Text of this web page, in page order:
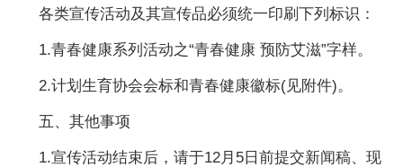
各类宣传活动及其宣传品必须统一印刷下列标识：
1.青春健康系列活动之“青春健康 预防艾滋”字样。
2.计划生育协会会标和青春健康徽标(见附件)。
五、其他事项
1.宣传活动结束后，请于12月5日前提交新闻稿、现